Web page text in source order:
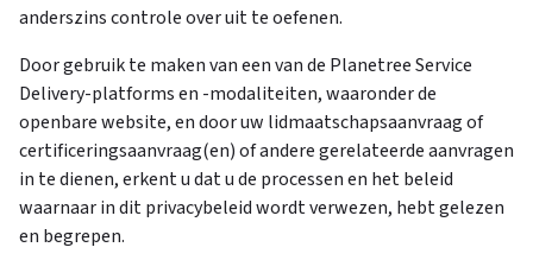
anderszins controle over uit te oefenen.
Door gebruik te maken van een van de Planetree Service
Delivery-platforms en -modaliteiten, waaronder de
openbare website, en door uw lidmaatschapsaanvraag of
certificeringsaanvraag(en) of andere gerelateerde aanvragen
in te dienen, erkent u dat u de processen en het beleid
waarnaar in dit privacybeleid wordt verwezen, hebt gelezen
en begrepen.